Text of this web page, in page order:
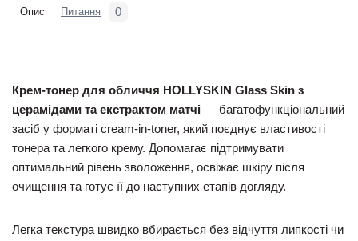
Опис Питання 0
Крем-тонер для обличчя HOLLYSKIN Glass Skin з
церамідами та екстрактом матчі — багатофункціональний
засіб у форматі cream-in-toner, який поєднує властивості
тонера та легкого крему. Допомагає підтримувати
оптимальний рівень зволоження, освіжає шкіру після
очищення та готує її до наступних етапів догляду.
Легка текстура швидко вбирається без відчуття липкості чи